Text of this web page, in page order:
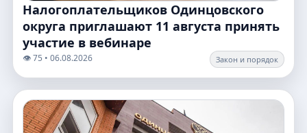
Налогоплательщиков Одинцовского
округа приглашают 11 августа принять
участие в вебинаре
👁️ 75 • 06.08.2026 Закон и порядок